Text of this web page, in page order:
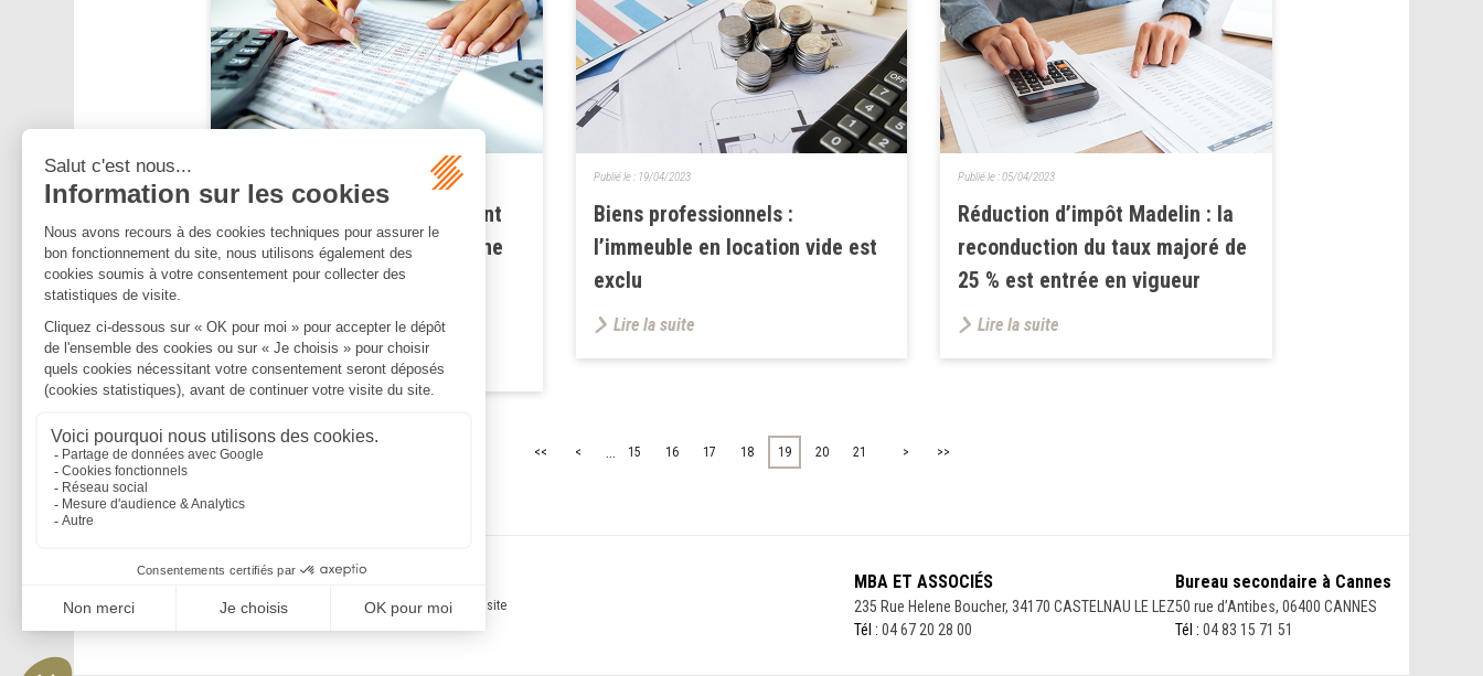
Avis de mise en recouvrement
et règles de notification à une
adresse autre que le siège
Lire la suite
Biens professionnels :
l’immeuble en location vide est
exclu
Publié le : 19/04/2023
Lire la suite
Réduction d’impôt Madelin : la
reconduction du taux majoré de
25 % est entrée en vigueur
Publié le :05/04/2023
Lire la suite
<< < ... 15 16 17 18 19 20 21 > >>
Mentions légales Politique de confidentialité Politique de cookiesPlan du site
MBA ET ASSOCIÉS
235 Rue Helene Boucher, 34170 CASTELNAU LE LEZ
Tél : 04 67 20 28 00
Bureau secondaire à Cannes
50 rue d’Antibes, 06400 CANNES
Tél : 04 83 15 71 51